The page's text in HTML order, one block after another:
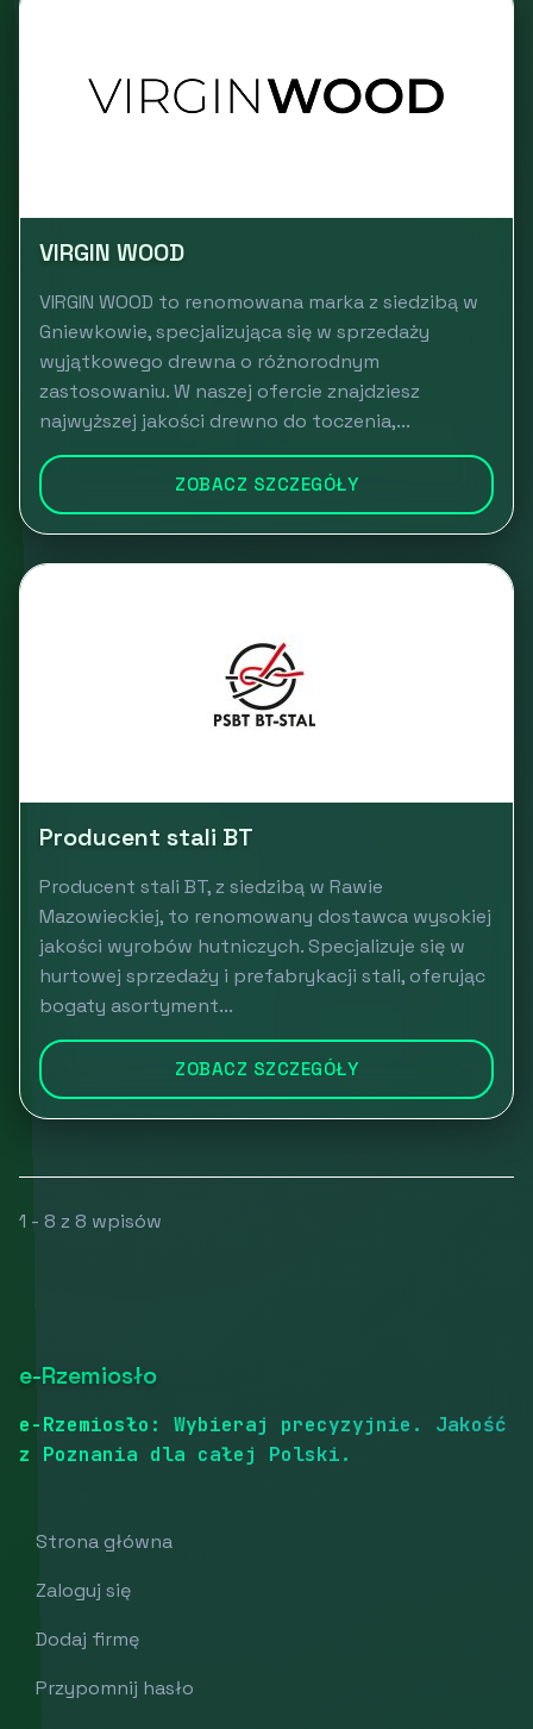
VIRGIN WOOD
VIRGIN WOOD to renomowana marka z siedzibą w
Gniewkowie, specjalizująca się w sprzedaży
wyjątkowego drewna o różnorodnym
zastosowaniu. W naszej ofercie znajdziesz
najwyższej jakości drewno do toczenia,...
ZOBACZ SZCZEGÓŁY
Producent stali BT
Producent stali BT, z siedzibą w Rawie
Mazowieckiej, to renomowany dostawca wysokiej
jakości wyrobów hutniczych. Specjalizuje się w
hurtowej sprzedaży i prefabrykacji stali, oferując
bogaty asortyment...
ZOBACZ SZCZEGÓŁY
1 - 8 z 8 wpisów
e-Rzemiosło
e-Rzemiosło: Wybieraj precyzyjnie. Jakość
z Poznania dla całej Polski.
Strona główna
Zaloguj się
Dodaj firmę
Przypomnij hasło